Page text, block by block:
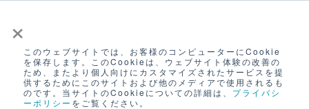
×
このウェブサイトでは、お客様のコンピューターにCookie
を保存します。このCookieは、ウェブサイト体験の改善の
ため、またより個人向けにカスタマイズされたサービスを提
供するためにこのサイトおよび他のメディアで使用されるも
のです。当サイトのCookieについての詳細は、 プライバシ
ーポリシー をご覧ください。
ログイン
無料アカウント登録